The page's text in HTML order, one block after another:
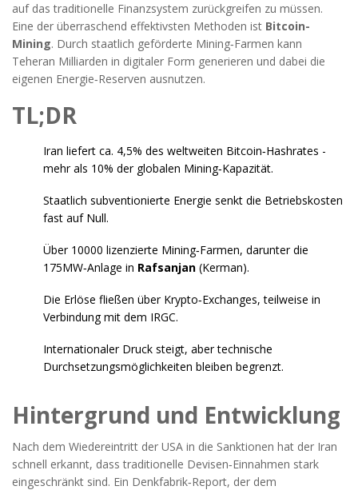
auf das traditionelle Finanzsystem zurückgreifen zu müssen.
Eine der überraschend effektivsten Methoden ist Bitcoin-
Mining. Durch staatlich geförderte Mining‑Farmen kann
Teheran Milliarden in digitaler Form generieren und dabei die
eigenen Energie‑Reserven ausnutzen.
TL;DR
Iran liefert ca. 4,5% des weltweiten Bitcoin‑Hashrates -
mehr als 10% der globalen Mining‑Kapazität.
Staatlich subventionierte Energie senkt die Betriebskosten
fast auf Null.
Über 10000 lizenzierte Mining‑Farmen, darunter die
175MW‑Anlage in Rafsanjan (Kerman).
Die Erlöse fließen über Krypto‑Exchanges, teilweise in
Verbindung mit dem IRGC.
Internationaler Druck steigt, aber technische
Durchsetzungsmöglichkeiten bleiben begrenzt.
Hintergrund und Entwicklung
Nach dem Wiedereintritt der USA in die Sanktionen hat der Iran
schnell erkannt, dass traditionelle Devisen‑Einnahmen stark
eingeschränkt sind. Ein Denkfabrik‑Report, der dem